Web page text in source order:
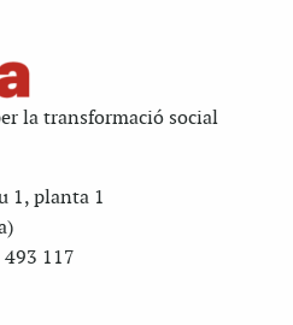
la transformació social
1, planta 1
117